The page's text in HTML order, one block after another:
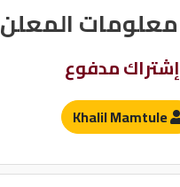
معلومات المعلن
إشتراك مدفوع